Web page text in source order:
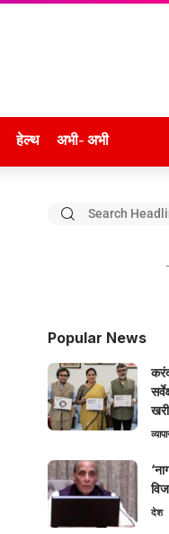
हेल्थ अभी- अभी
Popular News
देश